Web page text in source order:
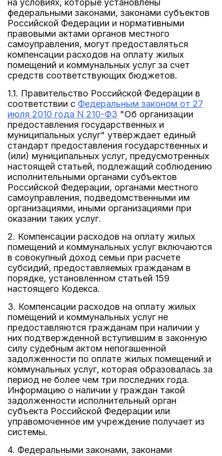
на условиях, которые установлены
федеральными законами, законами субъектов
Российской Федерации и нормативными
правовыми актами органов местного
самоуправления, могут предоставляться
компенсации расходов на оплату жилых
помещений и коммунальных услуг за счет
средств соответствующих бюджетов.
1.1. Правительство Российской Федерации в
соответствии с Федеральным законом от 27
июля 2010 года N 210-ФЗ "Об организации
предоставления государственных и
муниципальных услуг" утверждает единый
стандарт предоставления государственных и
(или) муниципальных услуг, предусмотренных
настоящей статьей, подлежащий соблюдению
исполнительными органами субъектов
Российской Федерации, органами местного
самоуправления, подведомственными им
организациями, иными организациями при
оказании таких услуг.
2. Компенсации расходов на оплату жилых
помещений и коммунальных услуг включаются
в совокупный доход семьи при расчете
субсидий, предоставляемых гражданам в
порядке, установленном статьей 159
настоящего Кодекса.
3. Компенсации расходов на оплату жилых
помещений и коммунальных услуг не
предоставляются гражданам при наличии у
них подтвержденной вступившим в законную
силу судебным актом непогашенной
задолженности по оплате жилых помещений и
коммунальных услуг, которая образовалась за
период не более чем три последних года.
Информацию о наличии у граждан такой
задолженности исполнительный орган
субъекта Российской Федерации или
управомоченное им учреждение получает из
системы.
4. Федеральными законами, законами